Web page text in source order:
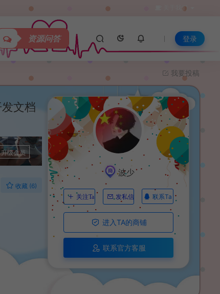
关于我们
资源问答 登录
我要投稿
文档
升级会员
收藏 (6)
波少
关注Ta 发私信 联系Ta
进入TA的商铺
联系官方客服